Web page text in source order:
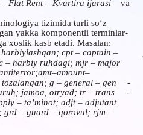
Flat Rent – Kvartira ijarasi
va
tizimida turli so‘z
yakka komponentli terminlar-
xoslik kasb etadi. Masalan:
cpt – captain –
– harbiy ruhdagi; mjr – major
g – general – gen
-
jamoa, otryad; tr – trans
-
– ta’minot; adjt – adjutant
grd – guard – qorovul; rjm –